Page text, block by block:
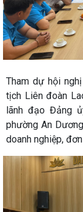
Tham dự hội
tịch Liên đoàn
lãnh đạo Đảng
phường An
doanh nghiệp,